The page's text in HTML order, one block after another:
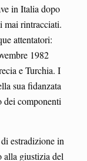
in Italia dopo
mai rintracciati.
attentatori:
1982
e Turchia. I
sua fidanzata
dei componenti
estradizione in
alla giustizia del